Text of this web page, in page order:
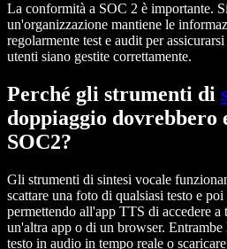
La conformità a SOC 2 è importante.
un'organizzazione mantiene le
regolarmente test e audit per
utenti siano gestite correttamente.
Perché gli strumenti di
doppiaggio dovrebbero
SOC2?
Gli strumenti di sintesi vocale
scattare una foto di qualsiasi testo e
permettendo all'app TTS di accedere
un'altra app o di un browser.
testo in audio in tempo reale o